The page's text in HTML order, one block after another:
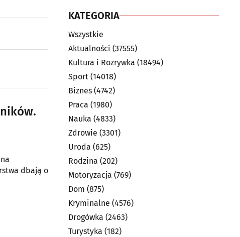
dbają o
KATEGORIA
Wszystkie
Aktualności (37555)
Kultura i Rozrywka (18494)
Sport (14018)
Biznes (4742)
Praca (1980)
Nauka (4833)
Zdrowie (3301)
Uroda (625)
Rodzina (202)
Motoryzacja (769)
Dom (875)
Kryminalne (4576)
Drogówka (2463)
Turystyka (182)